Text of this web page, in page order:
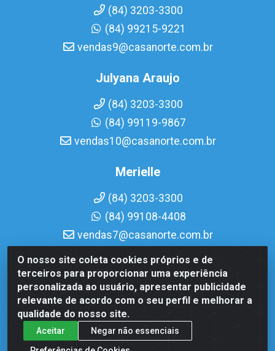
O nosso site coleta cookies próprios e de
terceiros para proporcionar uma experiência
personalizada ao usuário, apresentar publicidade
relevante de acordo com o seu perfil e melhorar a
qualidade do nosso site.
Aceitar
Negar não essenciais
(84) 3203-3300
(84) 99215-9221
vendas9@casanorte.com.br
Julyana Araujo
(84) 3203-3300
(84) 99119-9867
vendas10@casanorte.com.br
Merielle
(84) 3203-3300
(84) 99108-4408
vendas7@casanorte.com.br
Casa Norte LTDA - Av. Interventor Mário Câmara, 1815 -
Dix-Sept Rosado, Natal/RN - CEP 59054-600 - CNPJ
08.713.513/0001-51